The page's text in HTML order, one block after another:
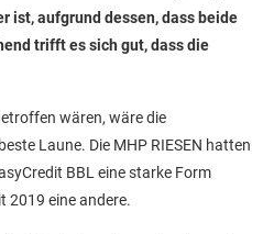
ist, aufgrund dessen, dass beide
trifft es sich gut, dass die
wären, wäre die
Laune. Die MHP RIESEN hatten
BBL eine starke Form
2019 eine andere.